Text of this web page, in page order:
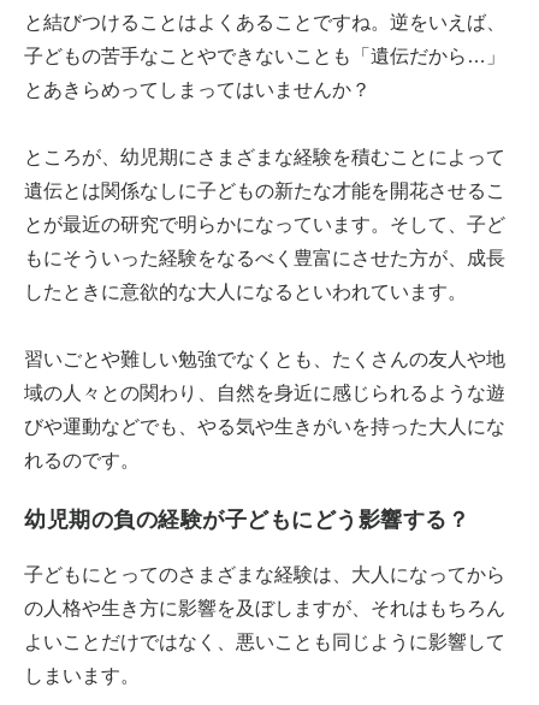
と結びつけることはよくあることですね。逆をいえば、
子どもの苦手なことやできないことも「遺伝だから…」
とあきらめってしまってはいませんか？
ところが、幼児期にさまざまな経験を積むことによって
遺伝とは関係なしに子どもの新たな才能を開花させるこ
とが最近の研究で明らかになっています。そして、子ど
もにそういった経験をなるべく豊富にさせた方が、成長
したときに意欲的な大人になるといわれています。
習いごとや難しい勉強でなくとも、たくさんの友人や地
域の人々との関わり、自然を身近に感じられるような遊
びや運動などでも、やる気や生きがいを持った大人にな
れるのです。
幼児期の負の経験が子どもにどう影響する？
子どもにとってのさまざまな経験は、大人になってから
の人格や生き方に影響を及ぼしますが、それはもちろん
よいことだけではなく、悪いことも同じように影響して
しまいます。